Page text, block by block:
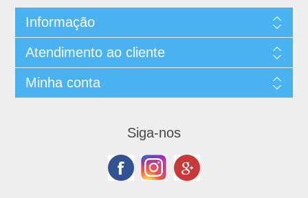
Informação
Atendimento ao cliente
Minha conta
Siga-nos